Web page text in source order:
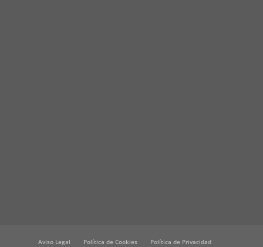
Aviso Legal Política de Cookies Política de Privacidad